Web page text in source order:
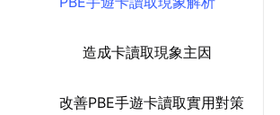
造成卡讀取現象主因
改善PBE手遊卡讀取實用對策